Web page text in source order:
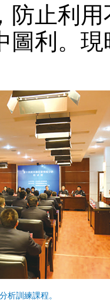
防止利
圖利。
析訓練課程。